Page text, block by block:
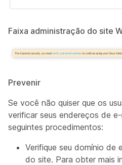
Faixa administração do site
Prevenir
Se você não quiser que os
verificar seus endereços de
seguintes procedimentos:
Verifique seu domínio de
do site. Para obter mais